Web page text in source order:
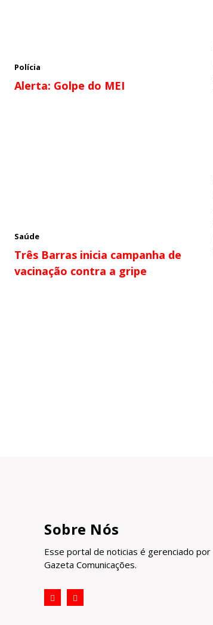
Polícia
Alerta: Golpe do MEI
Saúde
Três Barras inicia campanha de
vacinação contra a gripe
Sobre Nós
Esse portal de noticias é gerenciado por
Gazeta Comunicações.